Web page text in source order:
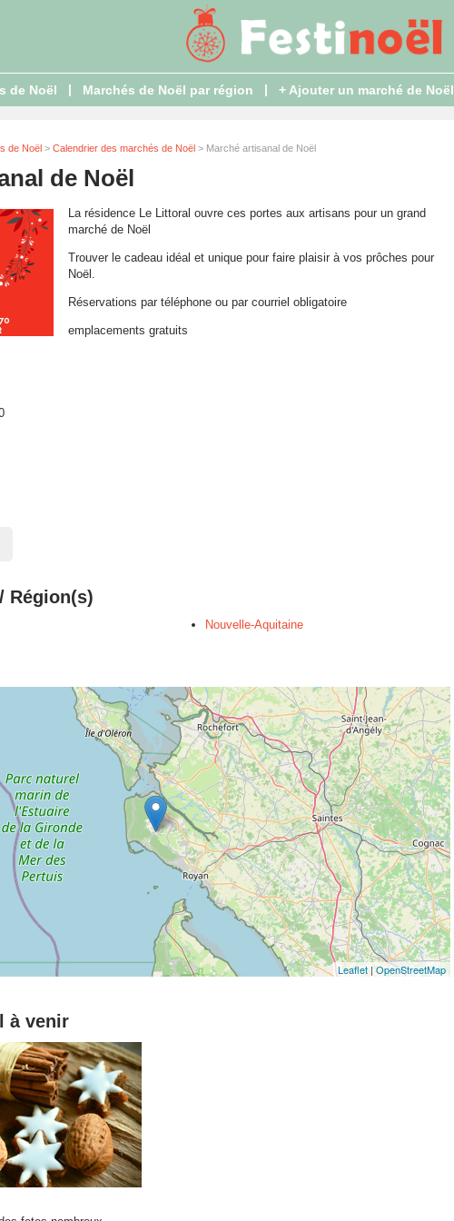
de Noël | Marchés de Noël par région | + Ajouter un marché de Noël
de Noël > Calendrier des marchés de Noël > Marché artisanal de Noël
de Noël
La résidence Le Littoral ouvre ces portes aux artisans pour un grand
marché de Noël
Trouver le cadeau idéal et unique pour faire plaisir à vos prôches pour
Noël.
Réservations par téléphone ou par courriel obligatoire
emplacements gratuits
Région(s)
Nouvelle-Aquitaine
Leaflet |OpenStreetMap
à venir